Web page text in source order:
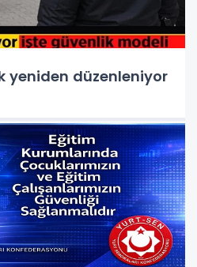
yeniden düzenleniyor